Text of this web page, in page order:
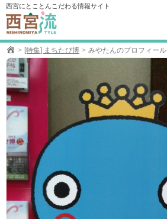
コ
ン
テ
ン
ツ
へ
移
動
西宮にとことんこだわる情報サイト
[特集] まちたび博 みやたんのプロフィール